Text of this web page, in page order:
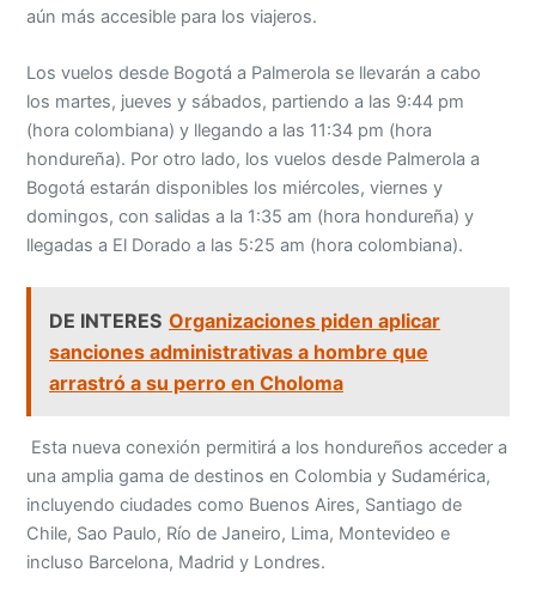
aún más accesible para los viajeros.
Los vuelos desde Bogotá a Palmerola se llevarán a cabo
los martes, jueves y sábados, partiendo a las 9:44 pm
(hora colombiana) y llegando a las 11:34 pm (hora
hondureña). Por otro lado, los vuelos desde Palmerola a
Bogotá estarán disponibles los miércoles, viernes y
domingos, con salidas a la 1:35 am (hora hondureña) y
llegadas a El Dorado a las 5:25 am (hora colombiana).
DE INTERES Organizaciones piden aplicar
sanciones administrativas a hombre que
arrastró a su perro en Choloma
Esta nueva conexión permitirá a los hondureños acceder a
una amplia gama de destinos en Colombia y Sudamérica,
incluyendo ciudades como Buenos Aires, Santiago de
Chile, Sao Paulo, Río de Janeiro, Lima, Montevideo e
incluso Barcelona, Madrid y Londres.